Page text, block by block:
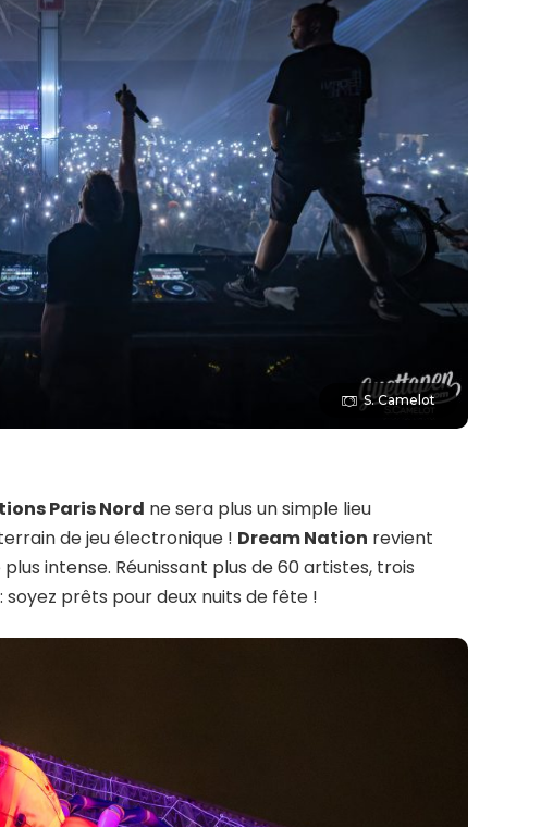
S. Camelot
Paris Nord ne sera plus un simple lieu
de jeu électronique ! Dream Nation revient
intense. Réunissant plus de 60 artistes, trois
prêts pour deux nuits de fête !